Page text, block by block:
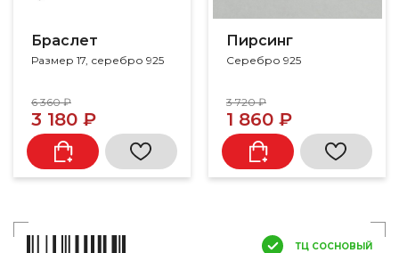
Браслет
Размер 17, серебро 925
6 360 ₽
3 180 ₽
Пирсинг
Серебро 925
3 720 ₽
1 860 ₽
ТЦ СОСНОВЫЙ